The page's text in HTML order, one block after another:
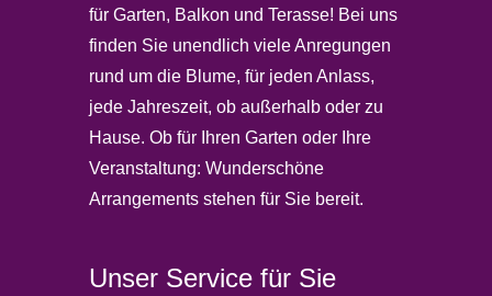
für Garten, Balkon und Terasse! Bei uns
finden Sie unendlich viele Anregungen
rund um die Blume, für jeden Anlass,
jede Jahreszeit, ob außerhalb oder zu
Hause. Ob für Ihren Garten oder Ihre
Veranstaltung: Wunderschöne
Arrangements stehen für Sie bereit.
Unser Service für Sie